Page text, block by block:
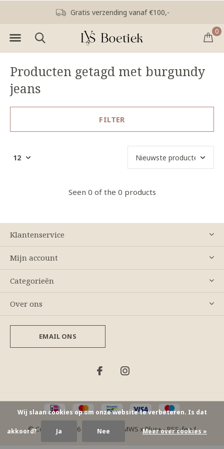
0
Gratis verzending vanaf €100,-
Producten getagd met burgundy
jeans
FILTER
Seen 0 of the 0 products
Klantenservice
Mijn account
Categorieën
Over ons
EMAIL ONS
© Copyright 2026 - Theme By DMWS xPlus+-RSS-feed
Wij slaan cookies op om onze website te verbeteren. Is dat
akkoord? Ja Nee Meer over cookies »